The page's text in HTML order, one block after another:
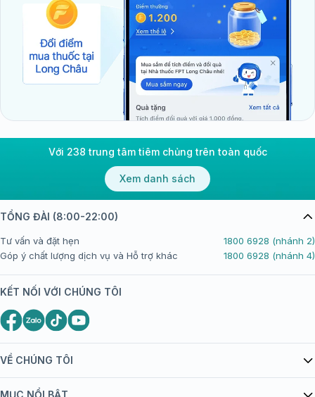
Với 238 trung tâm tiêm chủng trên toàn quốc
Xem danh sách
VỀ CHÚNG TÔI
Giới thiệu Tiêm Chủng FPT Long Châu
MỤC NỔI BẬT
TỔNG ĐÀI (8:00-22:00)
Tư vấn và đặt hẹn
1800 6928 (nhánh 2)
Góp ý chất lượng dịch vụ và Hỗ trợ khác
1800 6928 (nhánh 4)
KẾT NỐI VỚI CHÚNG TÔI